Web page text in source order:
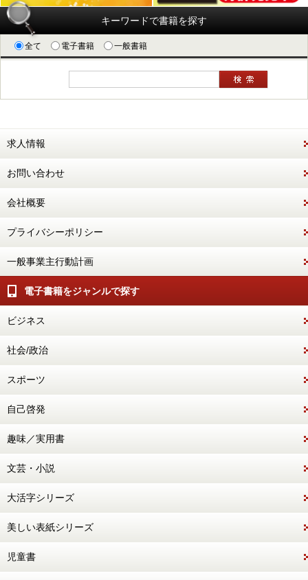
キーワードで書籍を探す
全て 電子書籍 一般書籍
求人情報
お問い合わせ
会社概要
プライバシーポリシー
一般事業主行動計画
電子書籍をジャンルで探す
ビジネス
社会/政治
スポーツ
自己啓発
趣味／実用書
文芸・小説
大活字シリーズ
美しい表紙シリーズ
児童書